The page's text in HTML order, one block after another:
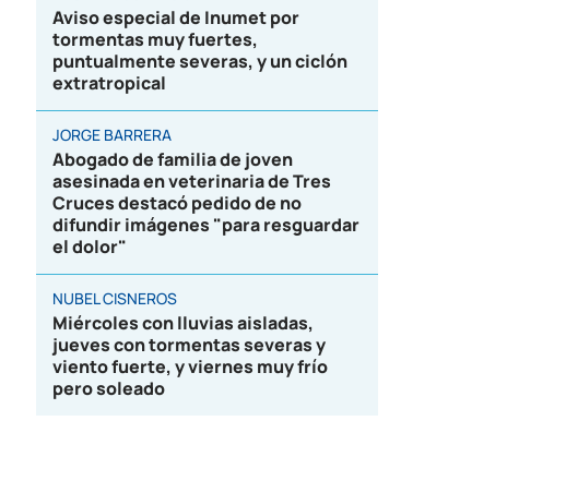
Aviso especial de Inumet por
tormentas muy fuertes,
puntualmente severas, y un ciclón
extratropical
JORGE BARRERA
Abogado de familia de joven
asesinada en veterinaria de Tres
Cruces destacó pedido de no
difundir imágenes "para resguardar
el dolor"
NUBEL CISNEROS
Miércoles con lluvias aisladas,
jueves con tormentas severas y
viento fuerte, y viernes muy frío
pero soleado